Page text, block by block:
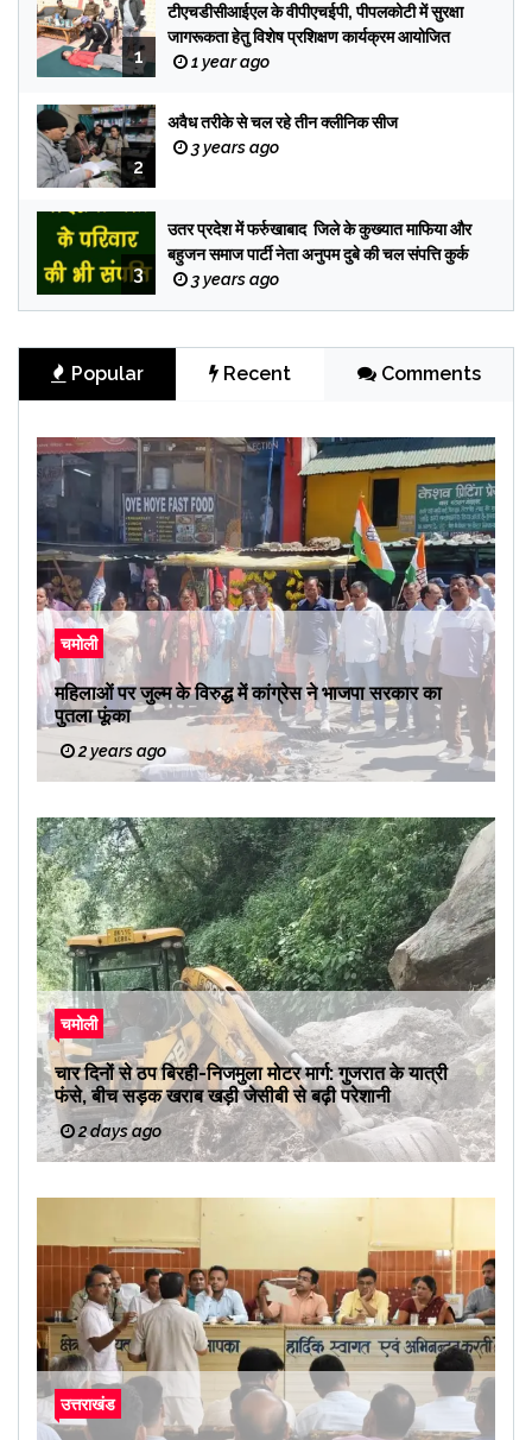
1
टीएचडीसीआईएल के वीपीएचईपी, पीपलकोटी में सुरक्षा
जागरूकता हेतु विशेष प्रशिक्षण कार्यक्रम आयोजित
1 year ago
2
अवैध तरीके से चल रहे तीन क्लीनिक सीज
3 years ago
3
उतर प्रदेश में फर्रुखाबाद जिले के कुख्यात माफिया और
बहुजन समाज पार्टी नेता अनुपम दुबे की चल संपत्ति कुर्क
3 years ago
Popular Recent Comments
चमोली
महिलाओं पर जुल्म के विरुद्ध में कांग्रेस ने भाजपा सरकार का
पुतला फूंका
2 years ago
चमोली
चार दिनों से ठप बिरही-निजमुला मोटर मार्ग: गुजरात के यात्री
फंसे, बीच सड़क खराब खड़ी जेसीबी से बढ़ी परेशानी
2 days ago
उत्तराखंड